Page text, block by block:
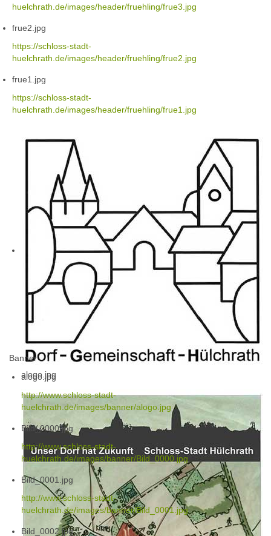
huelchrath.de/images/header/fruehling/frue3.jpg
frue2.jpg
https://schloss-stadt-
huelchrath.de/images/header/fruehling/frue2.jpg
frue1.jpg
https://schloss-stadt-
huelchrath.de/images/header/fruehling/frue1.jpg
alogo.jpg
Banner
alogo.jpg
http://www.schloss-stadt-
huelchrath.de/images/banner/alogo.jpg
Bild_0000.jpg
http://www.schloss-stadt-
huelchrath.de/images/banner/Bild_0000.jpg
Bild_0001.jpg
http://www.schloss-stadt-
huelchrath.de/images/banner/Bild_0001.jpg
Bild_0002.jpg